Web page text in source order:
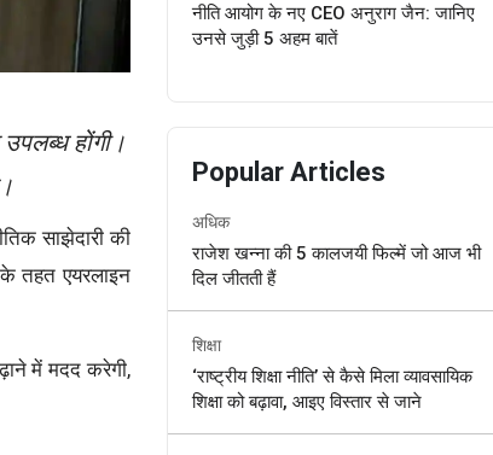
होंगी।
साझेदारी की
तहत एयरलाइन
में मदद करेगी,
नीति आयोग के नए CEO अनुराग जैन: जानिए
उनसे जुड़ी 5 अहम बातें
Popular Articles
अधिक
राजेश खन्ना की 5 कालजयी फिल्में जो आज भी
दिल जीतती हैं
शिक्षा
‘राष्ट्रीय शिक्षा नीति’ से कैसे मिला व्यावसायिक
शिक्षा को बढ़ावा, आइए विस्तार से जाने